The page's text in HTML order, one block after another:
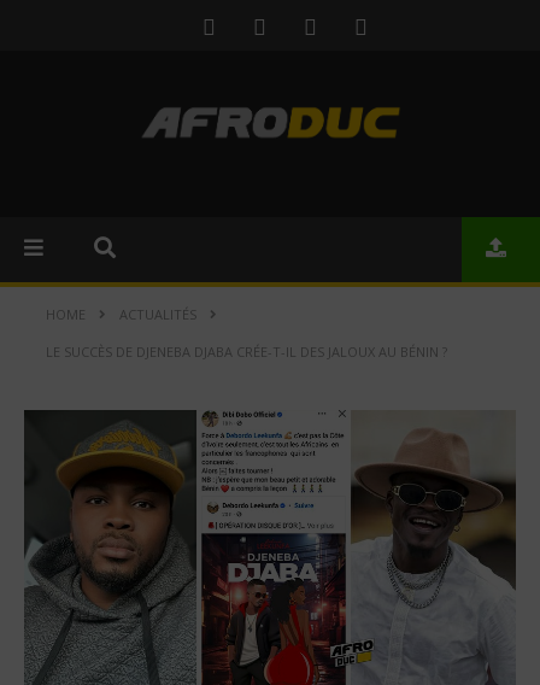
HOME ACTUALITÉS
LE SUCCÈS DE DJENEBA DJABA CRÉE-T-IL DES JALOUX AU BÉNIN ?